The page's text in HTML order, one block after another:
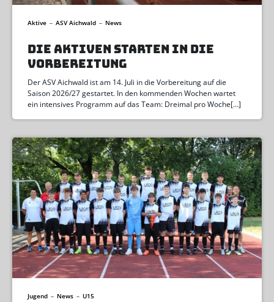
Aktive – ASV Aichwald – News
DIE AKTIVEN STARTEN IN DIE
VORBEREITUNG
Der ASV Aichwald ist am 14. Juli in die Vorbereitung auf die
Saison 2026/27 gestartet. In den kommenden Wochen wartet
ein intensives Programm auf das Team: Dreimal pro Woche[…]
Jugend – News – U15